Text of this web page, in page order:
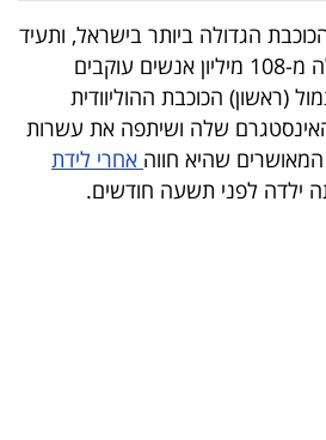
הגדולה ביותר בישראל, ותעיד
על כך העובדה שלמעלה מ-108 מיליון אנשים עוקבים
(ראשון) הכוכבת ההוליוודית
שלה ושיתפה את עשרות
המאושרים שהיא חווה אחרי לידת
ילדה לפני תשעה חודשים.